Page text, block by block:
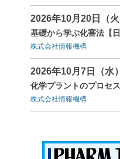
2026年10月20日（
基礎から学ぶ化審法【
株式会社情報機構
2026年10月7日（水
化学プラントのプロセ
株式会社情報機構